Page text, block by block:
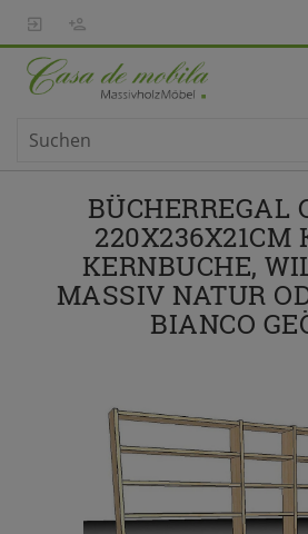
BÜCHERREGAL
220X236X21CM
KERNBUCHE,
MASSIV NATUR
IANCO